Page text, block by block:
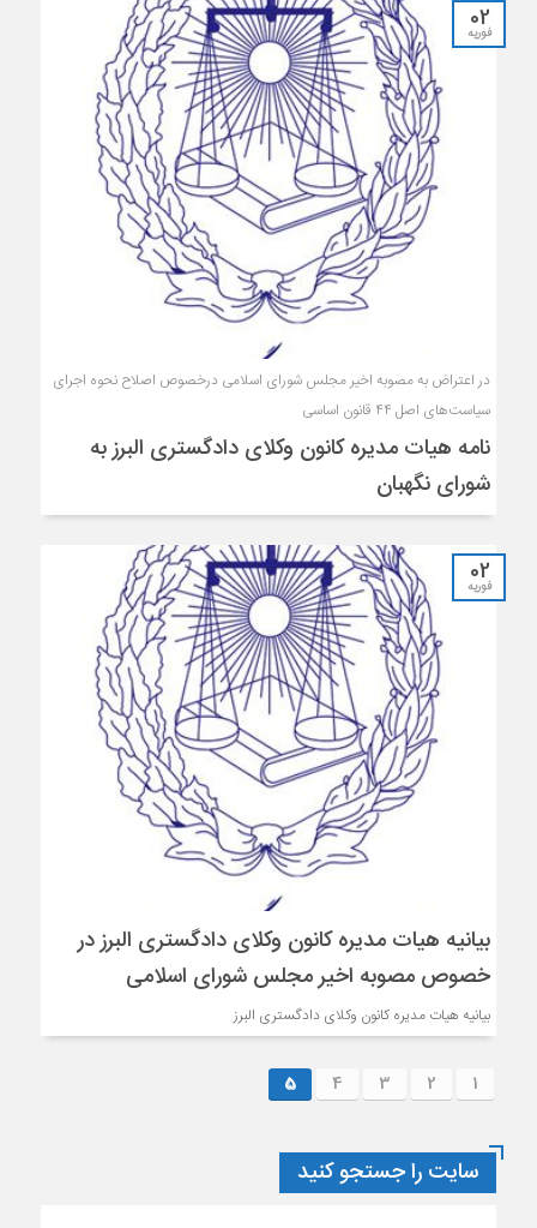
02
فوریه
در اعتراض به مصوبه اخیر مجلس شورای اسلامی درخصوص اصلاح نحوه اجرای
سیاست‌های اصل ۴۴ قانون اساسی
نامه هیات مدیره کانون وکلای دادگستری البرز به
شورای نگهبان
02
فوریه
بیانیه هیات مدیره کانون وکلای دادگستری البرز در
خصوص مصوبه اخیر مجلس شورای اسلامی
بیانیه هیات مدیره کانون وکلای دادگستری البرز
1
2
3
4
5
سایت را جستجو کنید